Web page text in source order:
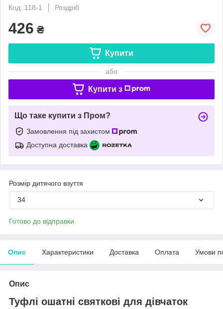
Код: 118-1
Роздріб
426 ₴
Купити
або
Купити з
Що таке купити з Пром?
Замовлення під захистом
Доступна доставка
Розмір дитячого взуття
34
Готово до відправки
Опис Характеристики Доставка Оплата Умови
Опис
Туфлі ошатні святкові для дівчаток